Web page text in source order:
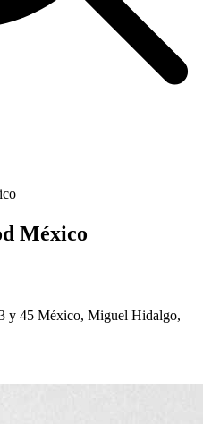
México
y 45 México, Miguel Hidalgo,